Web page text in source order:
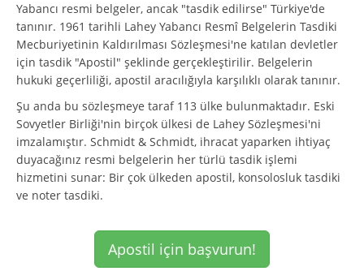
Yabancı resmi belgeler, ancak "tasdik edilirse" Türkiye'de
tanınır. 1961 tarihli Lahey Yabancı Resmî Belgelerin Tasdiki
Mecburiyetinin Kaldırılması Sözleşmesi'ne katılan devletler
için tasdik "Apostil" şeklinde gerçekleştirilir. Belgelerin
hukuki geçerliliği, apostil aracılığıyla karşılıklı olarak tanınır.
Şu anda bu sözleşmeye taraf 113 ülke bulunmaktadır. Eski
Sovyetler Birliği'nin birçok ülkesi de Lahey Sözleşmesi'ni
imzalamıştır. Schmidt & Schmidt, ihracat yaparken ihtiyaç
duyacağınız resmi belgelerin her türlü tasdik işlemi
hizmetini sunar: Bir çok ülkeden apostil, konsolosluk tasdiki
ve noter tasdiki.
Apostil için başvurun!